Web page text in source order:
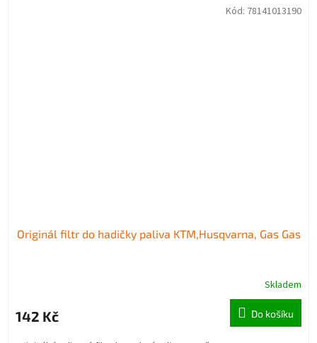
Originál filtr do hadičky paliva KTM,Husqvarna, Gas Gas
Skladem
142 Kč Do košíku
Kód: 78141013190